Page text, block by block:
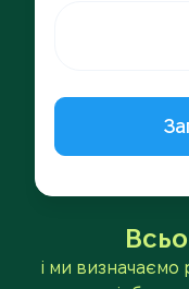
і ми визначаємо